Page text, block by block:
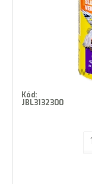
Kód:
JBL3132300